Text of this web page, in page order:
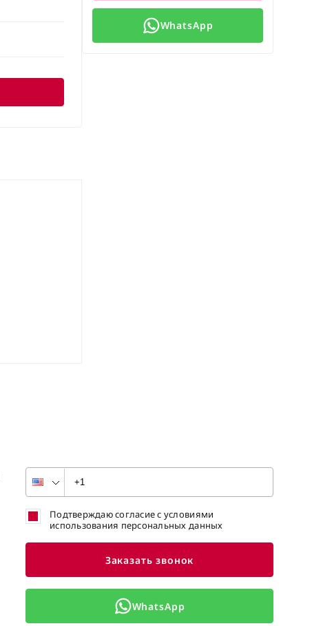
WhatsApp
Подтверждаю согласие с условиями
использования персональных данных
Заказать звонок
WhatsApp